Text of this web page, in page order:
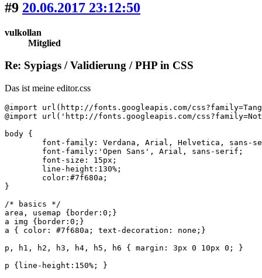
#9 20.06.2017 23:12:50
vulkollan
Mitglied
Re: Sypiags / Validierung / PHP in CSS
Das ist meine editor.css
@import url(http://fonts.googleapis.com/
@import url('http://fonts.googleapis.com/
body {
}
/* basics */
area, usemap {border:0;}
a img {border:0;}
a { color: #7f680a; text-decoration: none;}
p, h1, h2, h3, h4, h5, h6 { margin: 3px 0 10px 0; }
p {line-height:150%; }